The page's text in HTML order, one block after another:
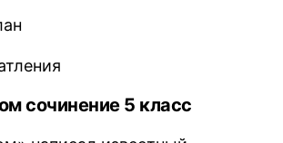
сочинение 5 класс